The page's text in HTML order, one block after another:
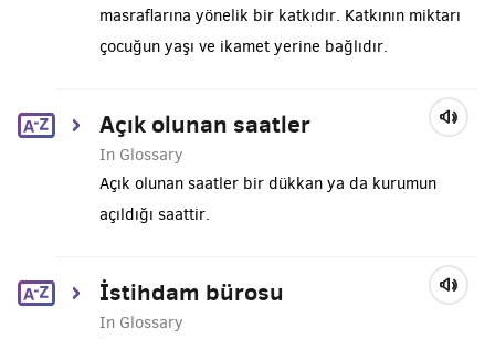
masraflarına yönelik bir katkıdır. Katkının miktarı
çocuğun yaşı ve ikamet yerine bağlıdır.
Açık olunan saatler
In Glossary
Açık olunan saatler bir dükkan ya da kurumun
açıldığı saattir.
İstihdam bürosu
In Glossary